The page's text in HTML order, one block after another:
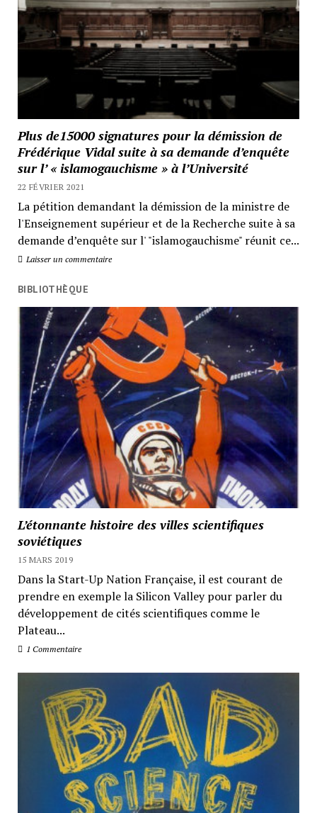
Plus de15000 signatures pour la démission de
Frédérique Vidal suite à sa demande d’enquête
sur l’ « islamogauchisme » à l’Université
22 FÉVRIER 2021
La pétition demandant la démission de la ministre de
l'Enseignement supérieur et de la Recherche suite à sa
demande d’enquête sur l' "islamogauchisme" réunit ce...
Laisser un commentaire
BIBLIOTHÈQUE
L’étonnante histoire des villes scientifiques
soviétiques
15 MARS 2019
Dans la Start-Up Nation Française, il est courant de
prendre en exemple la Silicon Valley pour parler du
développement de cités scientifiques comme le
Plateau...
1 Commentaire